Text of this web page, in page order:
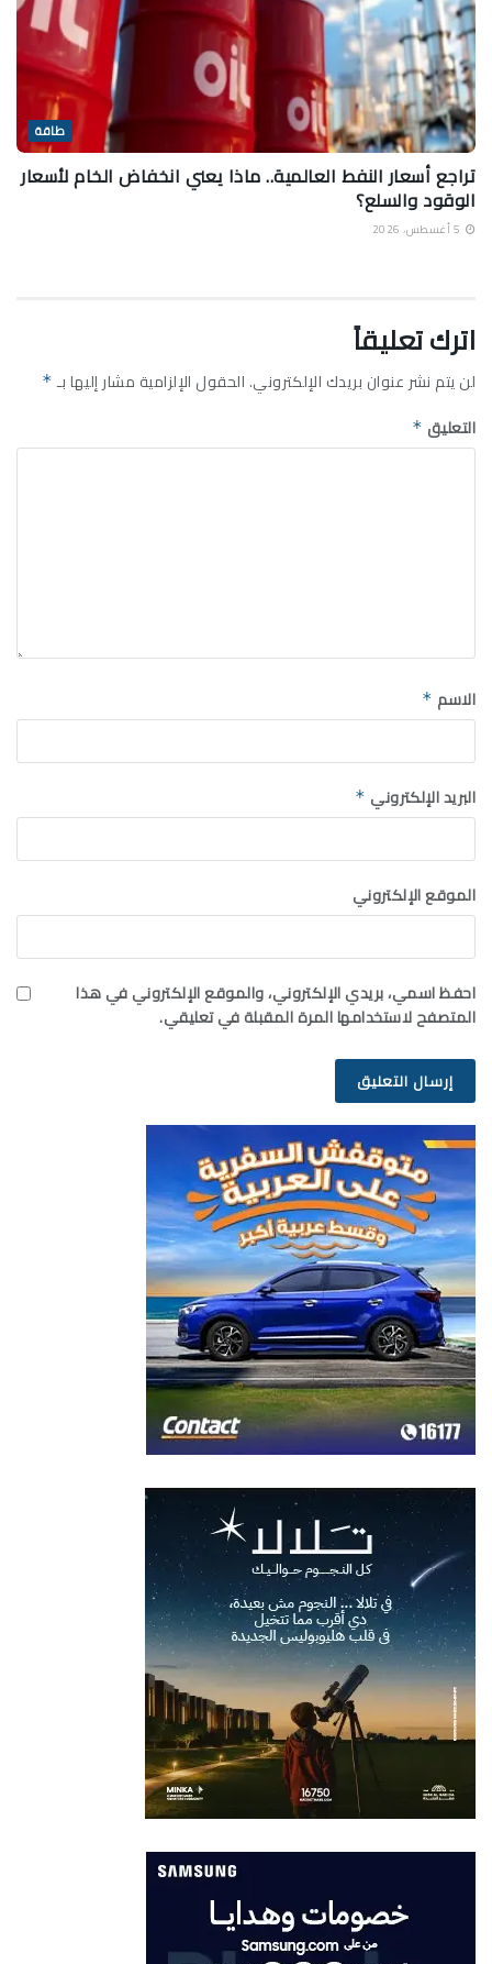
طاقة
تراجع أسعار النفط العالمية.. ماذا يعني انخفاض الخام لأسعار
الوقود والسلع؟
اترك تعليقاً
لن يتم نشر عنوان بريدك الإلكتروني.الحقول الإلزامية مشار إليها بـ *
التعليق *
الاسم *
البريد الإلكتروني *
الموقع الإلكتروني
احفظ اسمي، بريدي الإلكتروني، والموقع الإلكتروني في هذا
المتصفح لاستخدامها المرة المقبلة في تعليقي.